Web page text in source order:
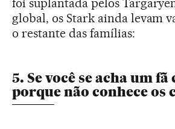
foi suplantada pelos
global, os Stark ainda levam
o restante das famílias:
5. Se você se acha um
porque não conhece os